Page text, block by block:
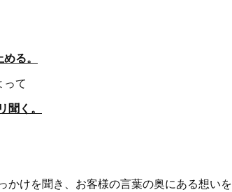
る。
て
聞く。
かけを聞き、お客様の言葉の奥にある想いを